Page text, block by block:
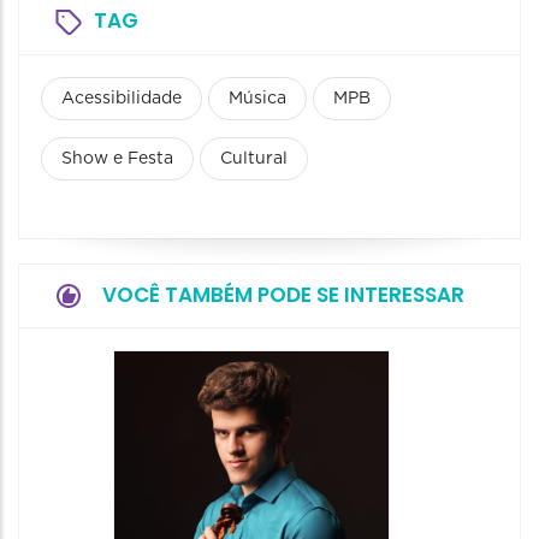
TAG
Acessibilidade Música MPB
Show e Festa Cultural
VOCÊ TAMBÉM PODE SE INTERESSAR